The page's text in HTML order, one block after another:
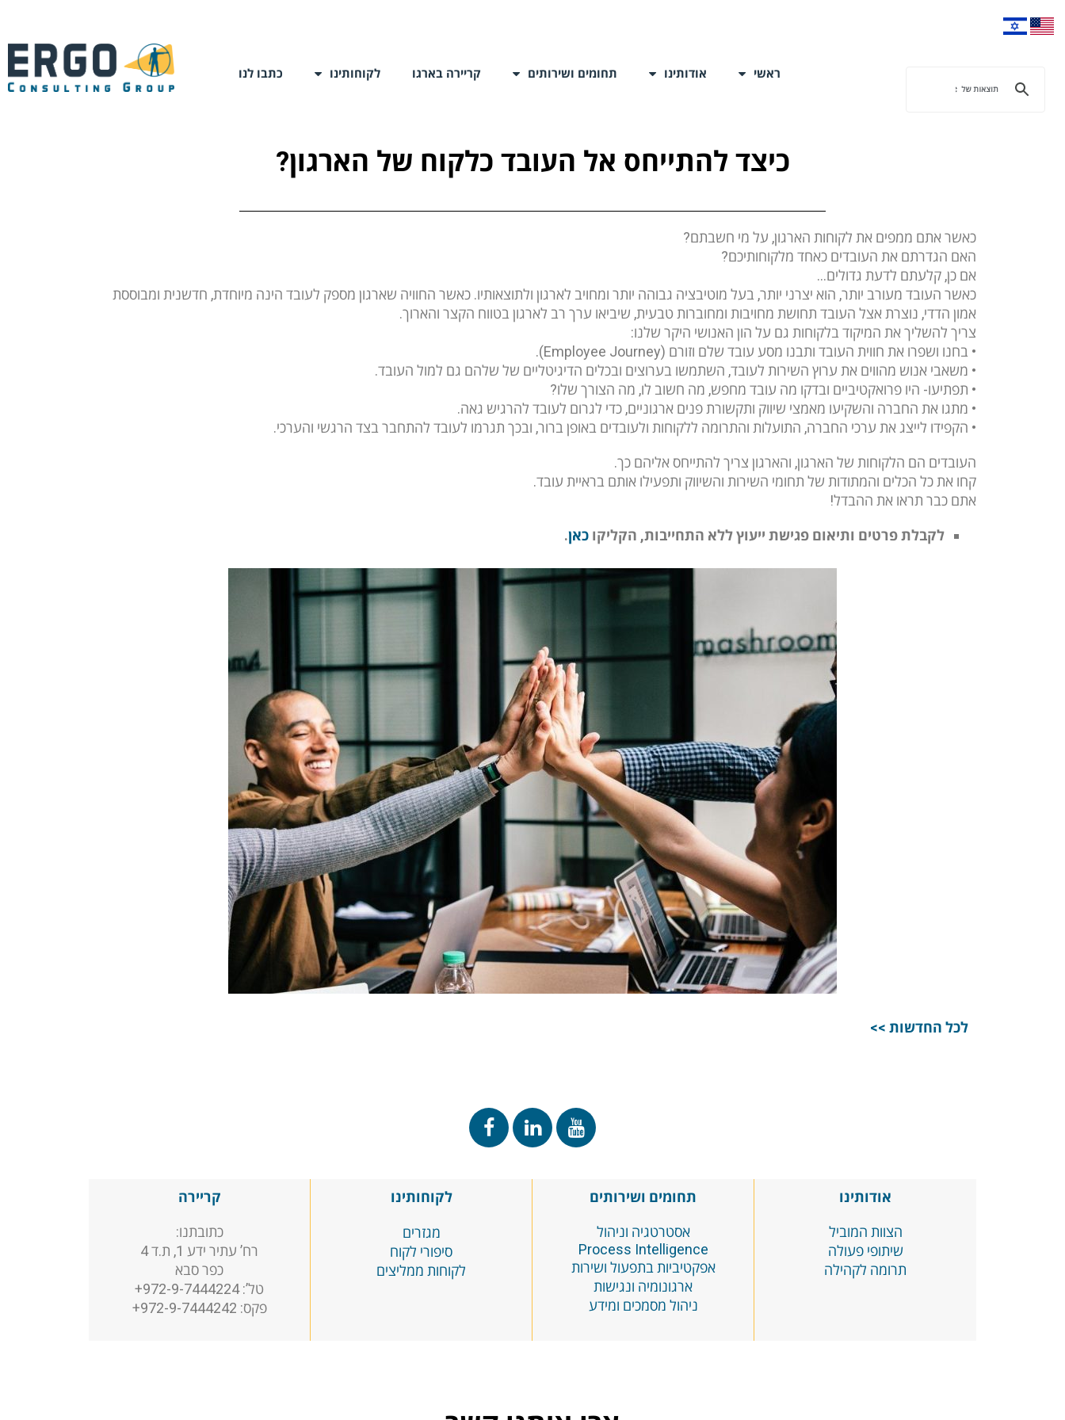
ראשי אודותינו תחומים ושירותים קריירה בארגו לקוחותינו כתבו לנו
כיצד להתייחס אל העובד כלקוח של הארגון?
כאשר אתם ממפים את לקוחות הארגון, על מי חשבתם?
האם הגדרתם את העובדים כאחד מלקוחותיכם?
אם כן, קלעתם לדעת גדולים…
כאשר העובד מעורב יותר, הוא יצרני יותר, בעל מוטיבציה גבוהה יותר ומחויב לארגון ולתוצאותיו. כאשר החוויה שארגון מספק לעובד הינה מיוחדת, חדשנית ומבוססת
אמון הדדי, נוצרת אצל העובד תחושת מחויבות ומחוברות טבעית, שיביאו ערך רב לארגון בטווח הקצר והארוך.
צריך להשליך את המיקוד בלקוחות גם על הון האנושי היקר שלנו:
• בחנו ושפרו את חווית העובד ותבנו מסע עובד שלם וזורם (Employee Journey).
• משאבי אנוש מהווים את ערוץ השירות לעובד, השתמשו בערוצים ובכלים הדיגיטליים של שלהם גם למול העובד.
• תפתיעו- היו פרואקטיביים ובדקו מה עובד מחפש, מה חשוב לו, מה הצורך שלו?
• מתגו את החברה והשקיעו מאמצי שיווק ותקשורת פנים ארגוניים, כדי לגרום לעובד להרגיש גאה.
• הקפידו לייצג את ערכי החברה, התועלות והתרומה ללקוחות ולעובדים באופן ברור, ובכך תגרמו לעובד להתחבר בצד הרגשי והערכי.
העובדים הם הלקוחות של הארגון, והארגון צריך להתייחס אליהם כך.
קחו את כל הכלים והמתודות של תחומי השירות והשיווק ותפעילו אותם בראיית עובד.
אתם כבר תראו את ההבדל!
לקבלת פרטים ותיאום פגישת ייעוץ ללא התחייבות, הקליקו כאן.
לכל החדשות >>
אודותינו
הצוות המוביל
שיתופי פעולה
תרומה לקהילה
תחומים ושירותים
אסטרטגיה וניהול
Process Intelligence
אפקטיביות בתפעול ושירות
ארגונומיה ונגישות
ניהול מסמכים ומידע
לקוחותינו
מגזרים
סיפורי לקוח
לקוחות ממליצים
קריירה
כתובתנו:
רח’ עתיר ידע 1, ת.ד 4
כפר סבא
טל’: 972-9-7444224+
פקס: 972-9-7444242+